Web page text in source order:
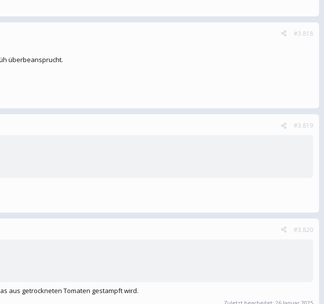
#3.818
überbeansprucht.
#3.819
#3.820
aus getrockneten Tomaten gestampft wird.
Zuletzt bearbeitet: 26 Januar 2025